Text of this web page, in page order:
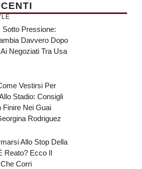
Sotto Pressione:
Davvero Dopo
Negoziati Tra Usa
Vestirsi Per
Stadio: Consigli
Finire Nei Guai
Rodriguez
Allo Stop Della
Reato? Ecco Il
Corri